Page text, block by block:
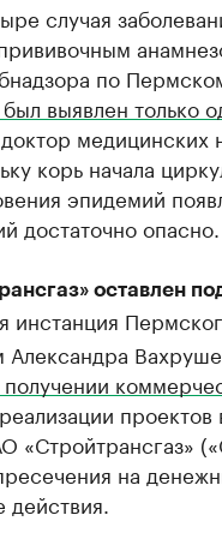
случая
по
выявлен только
медицинских
корь начала
эпидемий
достаточно опасно.
оставлен
инстанция
проектов
«Стройтрансгаз»
на